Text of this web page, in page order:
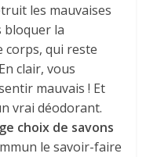
les mauvaises
bloquer la
qui reste
clair, vous
mauvais ! Et
vrai déodorant.
choix de savons
le savoir-faire